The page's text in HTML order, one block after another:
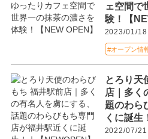
ェ空間で
験！【
2023/01/18
#オープン情
とろり天
店｜多く
題のわら
くに誕生
2022/07/21